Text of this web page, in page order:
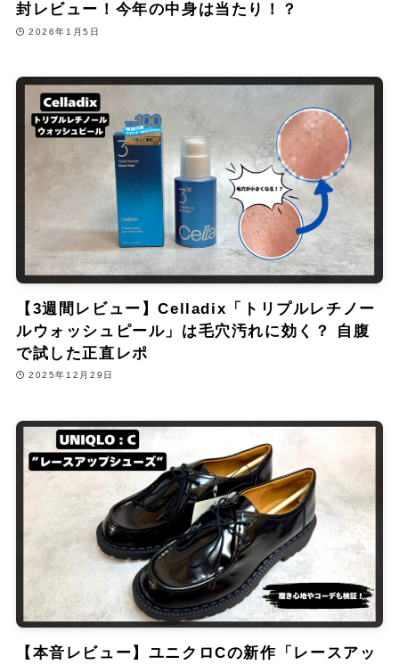
封レビュー！今年の中身は当たり！？
2026年1月5日
【3週間レビュー】Celladix「トリプルレチノー
ルウォッシュピール」は毛穴汚れに効く？ 自腹
で試した正直レポ
2025年12月29日
【本音レビュー】ユニクロCの新作「レースアッ